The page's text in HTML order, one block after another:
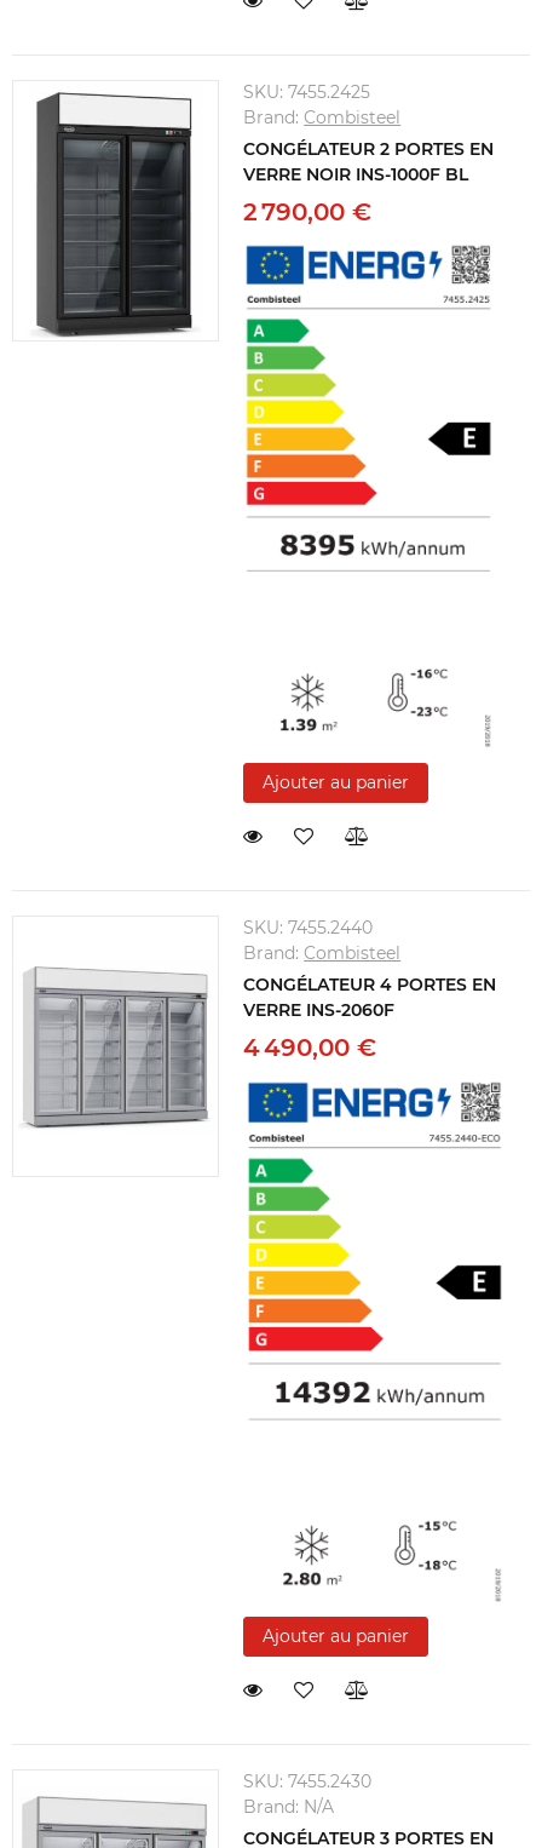
SKU:7455.2425
Brand:Combisteel
CONGÉLATEUR 2 PORTES EN
VERRE NOIR INS-1000F BL
2 790,00 €
Ajouter au panier
SKU:7455.2440
Brand:Combisteel
CONGÉLATEUR 4 PORTES EN
VERRE INS-2060F
4 490,00 €
Ajouter au panier
SKU:7455.2430
Brand: N/A
CONGÉLATEUR 3 PORTES EN